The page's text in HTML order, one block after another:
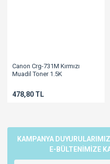
Canon Crg-731M Kırmızı
Muadil Toner 1.5K
478,80 TL
KAMPANYA
E-BÜLTENİMİZE